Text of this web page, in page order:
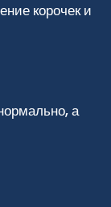
корочек и
а